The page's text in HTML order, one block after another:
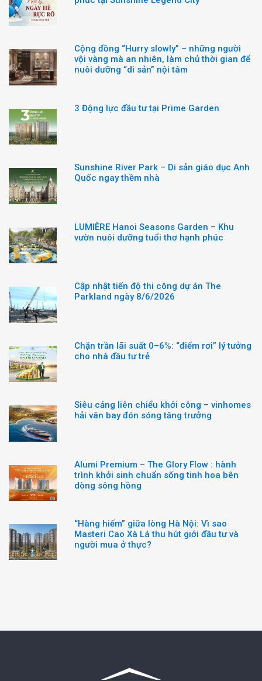
Cộng đồng “Hurry slowly” – những người
vội vàng mà an nhiên, làm chủ thời gian để
nuôi dưỡng “di sản” nội tâm
3 Động lực đầu tư tại Prime Garden
Sunshine River Park – Di sản giáo dục Anh
Quốc ngay thềm nhà
LUMIÈRE Hanoi Seasons Garden – Khu
vườn nuôi dưỡng tuổi thơ hạnh phúc
Cập nhật tiến độ thi công dự án The
Parkland ngày 8/6/2026
Chặn trần lãi suất 0–6%: “điểm rơi” lý tưởng
cho nhà đầu tư trẻ
Siêu cảng liên chiểu khởi công – vinhomes
hải vân bay đón sóng tăng trưởng
Alumi Premium – The Glory Flow : hành
trình khởi sinh chuẩn sống tinh hoa bên
dòng sông hồng
“Hàng hiếm” giữa lòng Hà Nội: Vì sao
Masteri Cao Xà Lá thu hút giới đầu tư và
người mua ở thực?